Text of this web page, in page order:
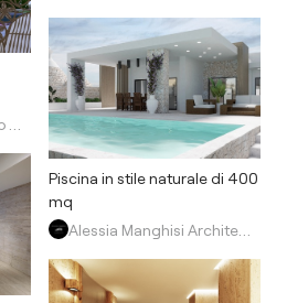
Piscina in stile naturale di 400
mq